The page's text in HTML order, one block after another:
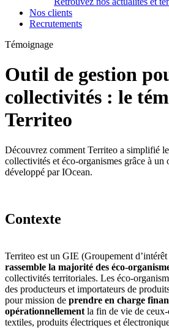
Nos clients
Recrutements
Témoignage
Outil de gestion
collectivités : le
Territeo
Découvrez comment Territeo a simplifié
collectivités et éco-organismes grâce à un
développé par IOcean.
Contexte
Territeo est un GIE (Groupement
rassemble la majorité des éco-
collectivités territoriales. Les éco-
des producteurs et importateurs de
pour mission de prendre en charge
opérationnellement la fin de vie de
textiles, produits électriques et